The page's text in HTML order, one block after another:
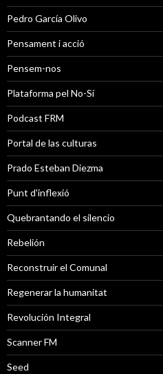
Pedro García Olivo
Pensament i acció
Pensem-nos
Plataforma pel No-Sí
Podcast FRM
Portal de las culturas
Prado Esteban Diezma
Punt d'inflexió
Quebrantando el silencio
Rebelión
Reconstruir el Comunal
Regenerar la humanitat
Revolución Integral
Scanner FM
Seed